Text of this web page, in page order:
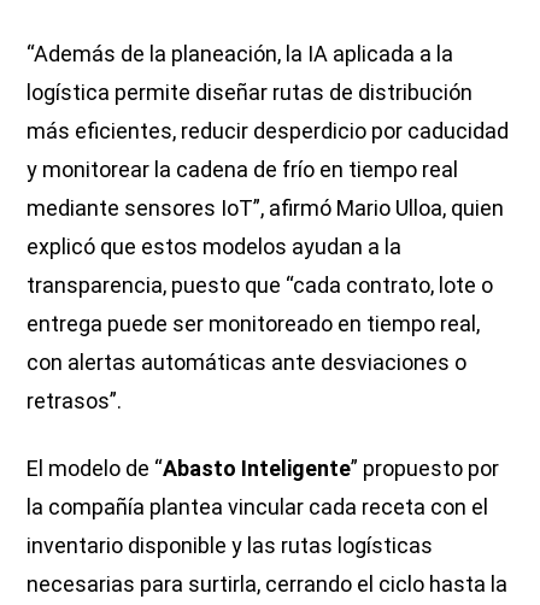
“Además de la planeación, la IA aplicada a la
logística permite diseñar rutas de distribución
más eficientes, reducir desperdicio por caducidad
y monitorear la cadena de frío en tiempo real
mediante sensores IoT”, afirmó Mario Ulloa, quien
explicó que estos modelos ayudan a la
transparencia, puesto que “cada contrato, lote o
entrega puede ser monitoreado en tiempo real,
con alertas automáticas ante desviaciones o
retrasos”.
El modelo de “Abasto Inteligente” propuesto por
la compañía plantea vincular cada receta con el
inventario disponible y las rutas logísticas
necesarias para surtirla, cerrando el ciclo hasta la